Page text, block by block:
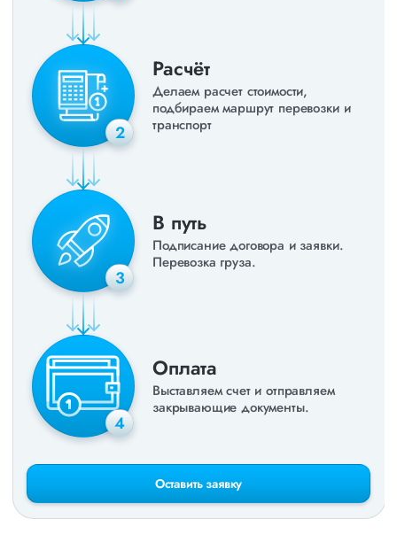
2
Расчёт
Делаем расчет стоимости,
подбираем маршрут перевозки и
транспорт
3
В путь
Подписание договора и заявки.
Перевозка груза.
4
Оплата
Выставляем счет и отправляем
закрывающие документы.
Оставить заявку